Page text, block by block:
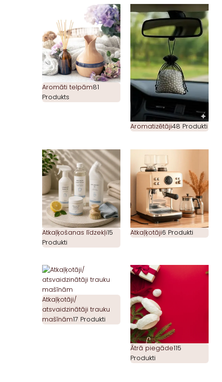
Aromāti telpām81
Produkts
Aromatizētāji48 Produkti
Atkaļķošanas līdzekļi15
Produkti
Atkaļķotāji6 Produkti
Atkaļķotāji/
atsvaidzinātāji trauku
mašīnām17 Produkti
Ātrā piegāde115
Produkti